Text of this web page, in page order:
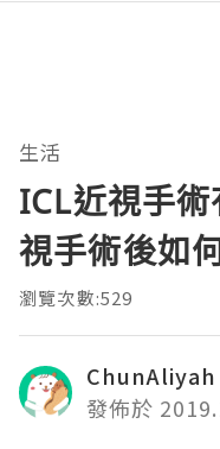
生活
ICL近視手
視手術後如
瀏覽次數:529
ChunAliyah
發佈於